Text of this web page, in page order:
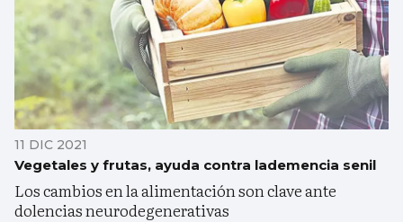
11 DIC 2021
Vegetales y frutas, ayuda contra lademencia senil
Los cambios en la alimentación son clave ante
dolencias neurodegenerativas